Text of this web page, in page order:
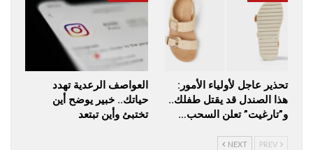
تحذير عاجل لأولياء الأمور:
هذا الصندل قد يقتل طفلك..
و”تارغيت” تعلن السحب…
العواصف الرعدية تهدد
حياتك.. خبير يوضح أين
تختبئ وأين تبتعد
NEXT